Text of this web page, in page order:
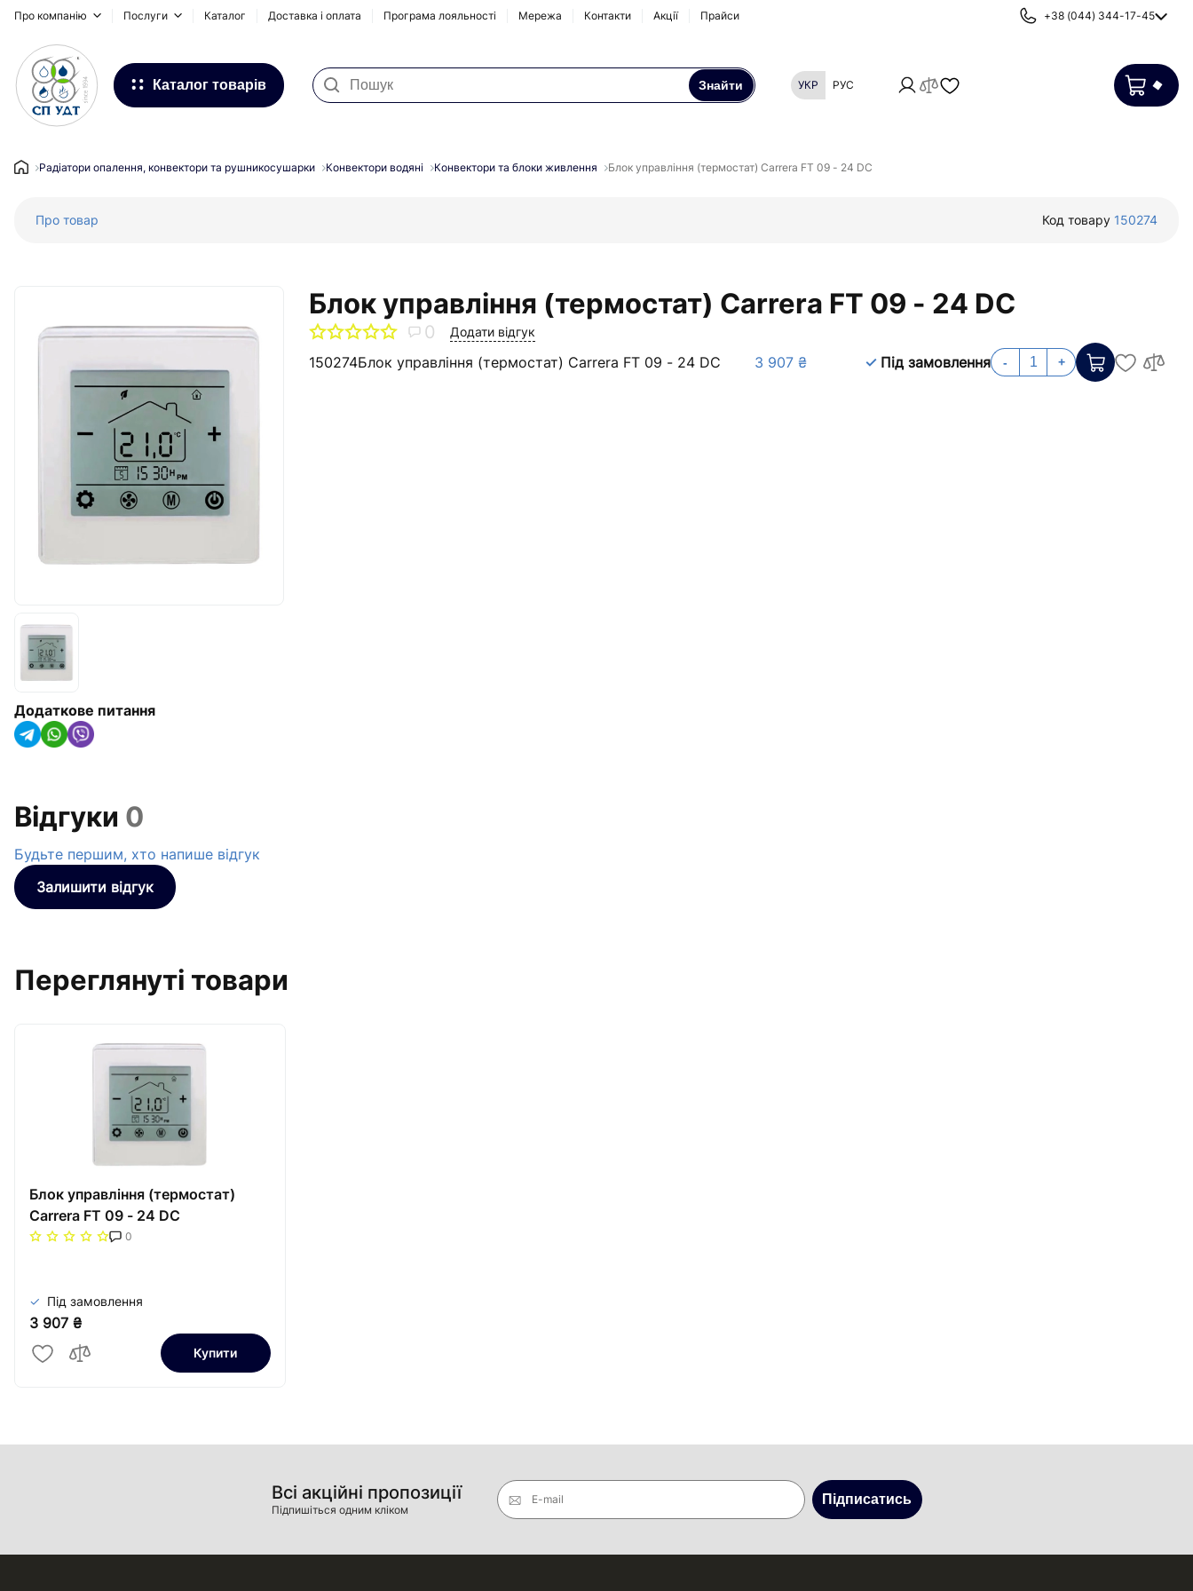
Про компанію Послуги Каталог Доставка і оплата Програма лояльності Мережа Контакти Акції Прайси +38 (044) 344-17-45
Каталог товарів
Системи для зовнішніх
Інсталяційні системи, сифони та
Запірна та регулююча арматура
Радіатори опалення, конвектори
та рушникосушарки
Обладнання для котелень
Гідроакумулятори(IMAS Італія)
Знайти УКР РУС
Радіатори опалення, конвектори та рушникосушарки Конвектори водяні Конвектори та блоки живлення Блок управління (термостат) Carrera FT 09 - 24 DC
Про товар Код товару 150274
Додаткове питання
Блок управління (термостат) Carrera FT 09 - 24 DC
0 Додати відгук
150274Блок управління (термостат) Carrera FT 09 - 24 DC 3 907 ₴ Під замовлення - +
Відгуки 0
Будьте першим, хто напише відгук
Залишити відгук
Переглянуті товари
Блок управління (термостат)
Carrera FT 09 - 24 DC
0
Під замовлення
3 907 ₴
Купити
Всі акційні пропозиції
Підпишіться одним кліком
E-mail Підписатись